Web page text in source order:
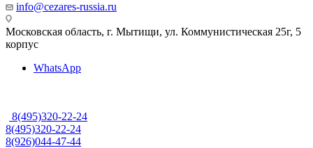
info@cezares-russia.ru
Московская область, г. Мытищи, ул. Коммунистическая 25г, 5
корпус
WhatsApp
8(495)320-22-24
8(495)320-22-24
8(926)044-47-44